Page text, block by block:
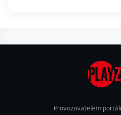
Provozovatelem